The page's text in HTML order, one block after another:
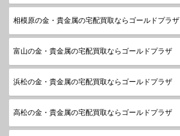
相模原の金・貴金属の宅配買取ならゴールドプラザ
富山の金・貴金属の宅配買取ならゴールドプラザ
浜松の金・貴金属の宅配買取ならゴールドプラザ
高松の金・貴金属の宅配買取ならゴールドプラザ